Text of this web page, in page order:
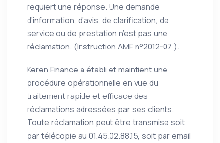
requiert une réponse. Une demande
d’information, d’avis, de clarification, de
service ou de prestation n’est pas une
réclamation. (Instruction AMF n°2012-07 ).
Keren Finance a établi et maintient une
procédure opérationnelle en vue du
traitement rapide et efficace des
réclamations adressées par ses clients.
Toute réclamation peut être transmise soit
par télécopie au 01.45.02.88.15, soit par email